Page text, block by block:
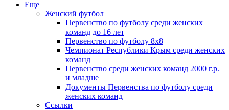
Еще
Женский футбол
Первенство по футболу среди женских
команд до 16 лет
Первенство по футболу 8х8
Чемпионат Республики Крым среди женских
команд
Первенство среди женских команд 2000 г.р.
и младше
Документы Первенства по футболу среди
женских команд
Ссылки